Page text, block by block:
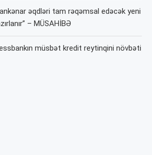
əqdləri tam rəqəmsal edəcək yeni
– MÜSAHİBƏ
müsbət kredit reytinqini növbəti